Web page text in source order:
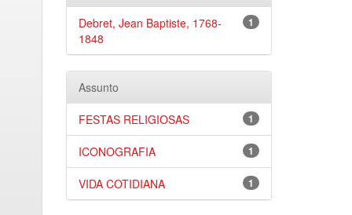
1
Debret, Jean Baptiste, 1768-
1848
Assunto
1
FESTAS RELIGIOSAS
1
ICONOGRAFIA
1
VIDA COTIDIANA